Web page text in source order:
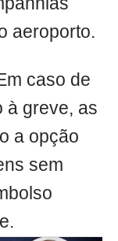
aeroporto.
caso de
à greve, as
a opção
sem